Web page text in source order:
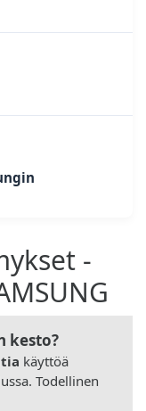
-
kesto?
käyttöä
Todellinen